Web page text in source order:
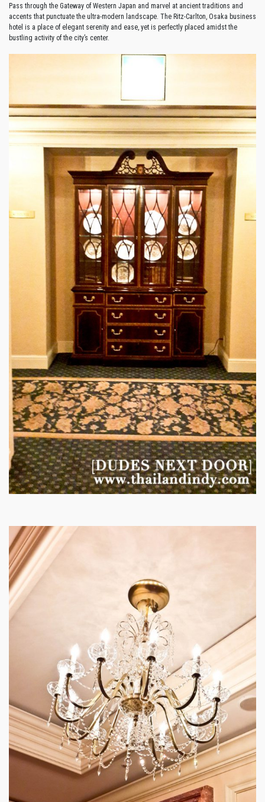
Pass through the Gateway of Western Japan and marvel at ancient traditions and
accents that punctuate the ultra-modern landscape. The Ritz-Carlton, Osaka business
hotel is a place of elegant serenity and ease, yet is perfectly placed amidst the
bustling activity of the city’s center.